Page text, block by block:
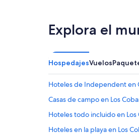
Explora el
HospedajesVuelos
Hoteles de Independent en
Casas de campo en Los
Hoteles todo incluido en Los
Hoteles en la playa en Los